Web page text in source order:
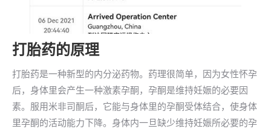
打胎药的原理
打胎药是一种新型的内分泌药物。药理很简单，因为女性怀孕
后，身体里会产生一种激素孕酮，孕酮是维持妊娠的必要因
素。服用米非司酮后，它能与身体里的孕酮受体结合，使身体
里孕酮的活动能力下降。身体内一旦缺少维持妊娠所必要的孕